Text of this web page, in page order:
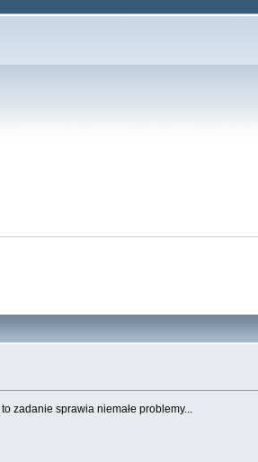
zadanie sprawia niemałe problemy...